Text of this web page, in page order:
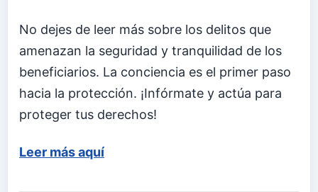
No dejes de leer más sobre los delitos que
amenazan la seguridad y tranquilidad de los
beneficiarios. La conciencia es el primer paso
hacia la protección. ¡Infórmate y actúa para
proteger tus derechos!
Leer más aquí